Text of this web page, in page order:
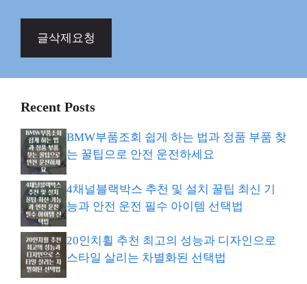
글삭제요청
Recent Posts
BMW부품조회 쉽게 하는 법과 정품 부품 찾
는 꿀팁으로 안전 운전하세요
4채널블랙박스 추천 및 설치 꿀팁 최신 기
능과 안전 운전 필수 아이템 선택법
20인치휠 추천 최고의 성능과 디자인으로
스타일 살리는 차별화된 선택법